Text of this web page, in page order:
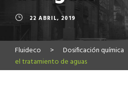
22 ABRIL, 2019
Fluideco > Dosificación química
el tratamiento de aguas